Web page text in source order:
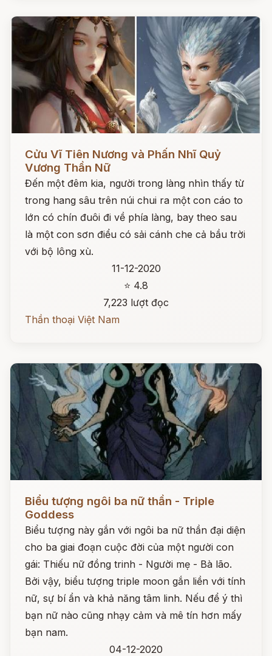
Cửu Vĩ Tiên Nương và Phấn Nhĩ Quỷ
Vương Thần Nữ
Đến một đêm kia, người trong làng nhìn thấy từ
trong hang sâu trên núi chui ra một con cáo to
lớn có chín đuôi đi về phía làng, bay theo sau
là một con sơn điểu có sải cánh che cả bầu trời
với bộ lông xù.
11-12-2020
⭐ 4.8
7,223 lượt đọc
Thần thoại Việt Nam
Đọc ngay
Biểu tượng ngôi ba nữ thần - Triple
Goddess
Biểu tượng này gắn với ngôi ba nữ thần đại diện
cho ba giai đoạn cuộc đời của một người con
gái: Thiếu nữ đồng trinh - Người mẹ - Bà lão.
Bởi vậy, biểu tượng triple moon gắn liền với tính
nữ, sự bí ẩn và khả năng tâm linh. Nếu để ý thì
bạn nữ nào cũng nhạy cảm và mê tín hơn mấy
bạn nam.
04-12-2020